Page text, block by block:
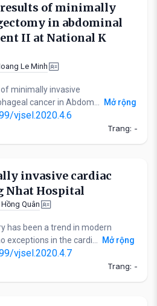
of minimally
in abdominal
II at National K
Le Minh
minimally invasive
cancer in Abdom...
Mở rộng
vjsel.2020.4.6
Trang: -
invasive cardiac
Nhat Hospital
Quân
has been a trend in modern
exceptions in the cardi...
Mở rộng
vjsel.2020.4.7
Trang: -